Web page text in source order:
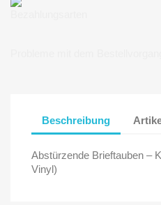
Beschreibung
Abstürzende Brieftauben ‎–
Vinyl)